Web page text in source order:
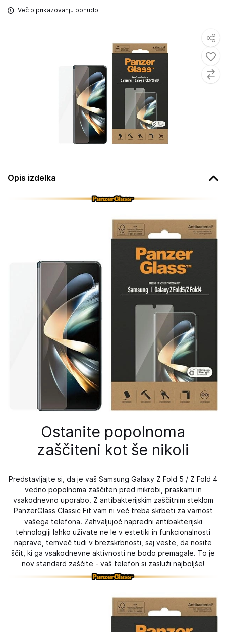
Opis izdelka
Ostanite popolnoma
zaščiteni kot še nikoli
Predstavljajte si, da je vaš Samsung Galaxy Z Fold 5 / Z Fold 4
vedno popolnoma zaščiten pred mikrobi, praskami in
vsakodnevno uporabo. Z antibakterijskim zaščitnim steklom
PanzerGlass Classic Fit vam ni več treba skrbeti za varnost
vašega telefona. Zahvaljujoč napredni antibakterijski
tehnologiji lahko uživate ne le v estetiki in funkcionalnosti
naprave, temveč tudi v brezskrbnosti, saj veste, da nosite
ščit, ki ga vsakodnevne aktivnosti ne bodo premagale. To je
nov standard zaščite - vaš telefon si zasluži najboljše!
Več o prikazovanju ponudb